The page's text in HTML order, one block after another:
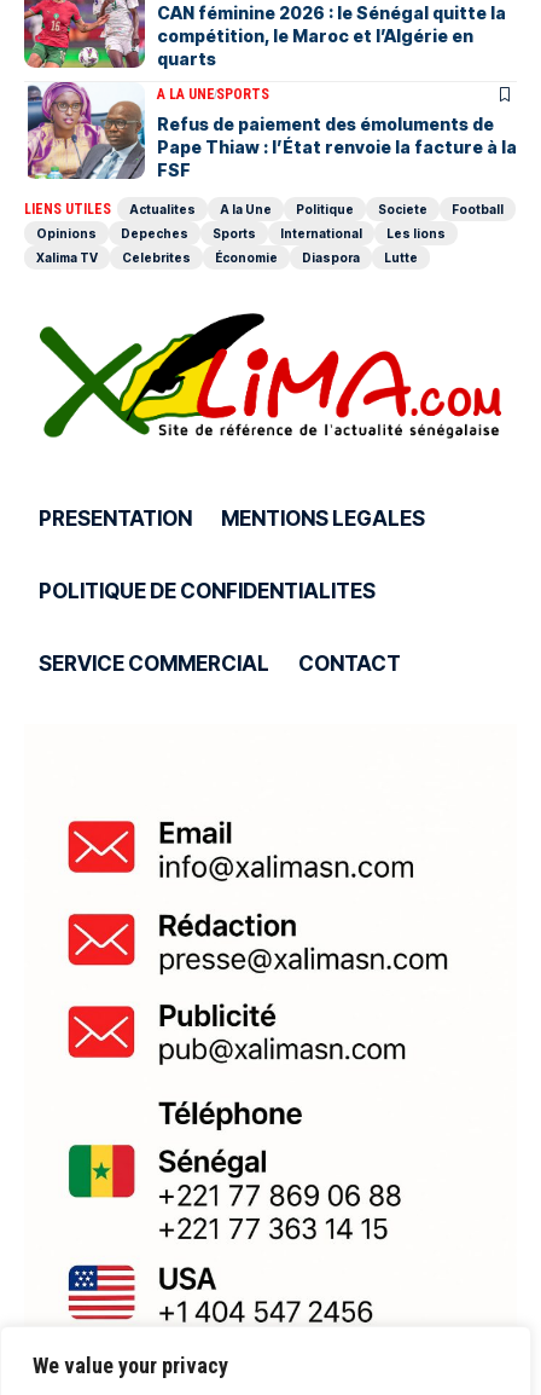
We value your privacy
‎CAN féminine 2026 : le Sénégal quitte la
compétition, le Maroc et l’Algérie en
quarts
A LA UNESPORTS
Refus de paiement des émoluments de
Pape Thiaw : l’État renvoie la facture à la
FSF
LIENS UTILES Actualites A la Une Politique Societe
Football
Opinions
Depeches Sports International
Les lions
Xalima TV
Celebrites Économie Diaspora Lutte
PRESENTATION MENTIONS LEGALES
POLITIQUE DE CONFIDENTIALITES
SERVICE COMMERCIAL CONTACT